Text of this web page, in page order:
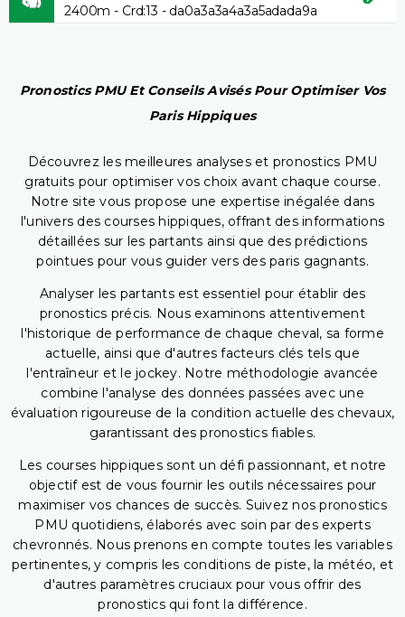
2400m - Crd:13 - da0a3a3a4a3a5adada9a
Pronostics PMU Et Conseils Avisés Pour Optimiser Vos
Paris Hippiques
Découvrez les meilleures analyses et pronostics PMU
gratuits pour optimiser vos choix avant chaque course.
Notre site vous propose une expertise inégalée dans
l'univers des courses hippiques, offrant des informations
détaillées sur les partants ainsi que des prédictions
pointues pour vous guider vers des paris gagnants.
Analyser les partants est essentiel pour établir des
pronostics précis. Nous examinons attentivement
l'historique de performance de chaque cheval, sa forme
actuelle, ainsi que d'autres facteurs clés tels que
l'entraîneur et le jockey. Notre méthodologie avancée
combine l'analyse des données passées avec une
évaluation rigoureuse de la condition actuelle des chevaux,
garantissant des pronostics fiables.
Les courses hippiques sont un défi passionnant, et notre
objectif est de vous fournir les outils nécessaires pour
maximiser vos chances de succès. Suivez nos pronostics
PMU quotidiens, élaborés avec soin par des experts
chevronnés. Nous prenons en compte toutes les variables
pertinentes, y compris les conditions de piste, la météo, et
d'autres paramètres cruciaux pour vous offrir des
pronostics qui font la différence.